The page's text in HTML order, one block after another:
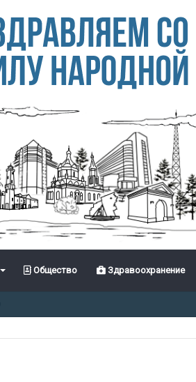
Общество Здравоохранение